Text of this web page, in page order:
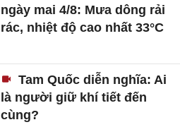
ngày mai 4/8: Mưa dông rải
rác, nhiệt độ cao nhất 33°C
Tam Quốc diễn nghĩa: Ai
là người giữ khí tiết đến
cùng?